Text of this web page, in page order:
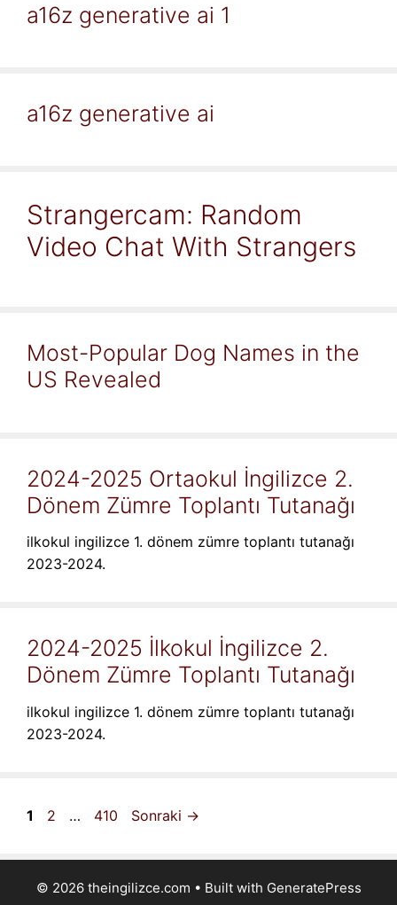
a16z generative ai 1
a16z generative ai
Strangercam: Random
Video Chat With Strangers
Most-Popular Dog Names in the
US Revealed
2024-2025 Ortaokul İngilizce 2.
Dönem Zümre Toplantı Tutanağı
ilkokul ingilizce 1. dönem zümre toplantı tutanağı
2023-2024.
2024-2025 İlkokul İngilizce 2.
Dönem Zümre Toplantı Tutanağı
ilkokul ingilizce 1. dönem zümre toplantı tutanağı
2023-2024.
Sayfa
1 Sayfa
2 … Sayfa
410 Sonraki →
© 2026 theingilizce.com • Built with GeneratePress